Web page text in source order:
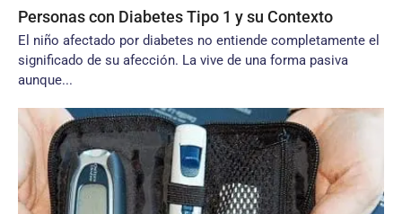
Personas con Diabetes Tipo 1 y su Contexto
El niño afectado por diabetes no entiende completamente el
significado de su afección. La vive de una forma pasiva
aunque...